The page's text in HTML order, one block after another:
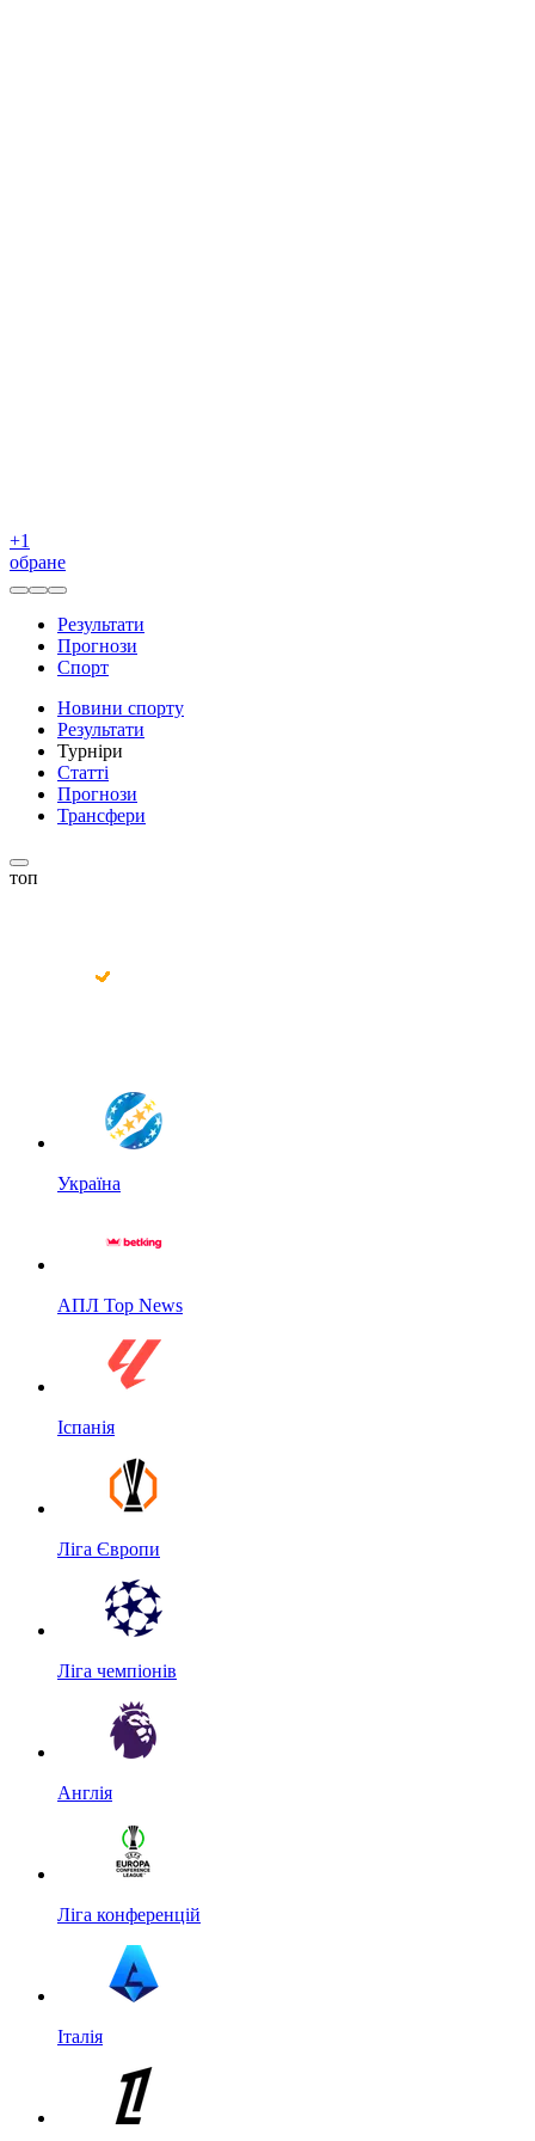
+1
обране
Результати
Прогнози
Спорт
Новини спорту
Результати
Турніри
Статті
Прогнози
Трансфери
топ
Україна
АПЛ Top News
Іспанія
Ліга Європи
Ліга чемпіонів
Англія
Ліга конференцій
Італія